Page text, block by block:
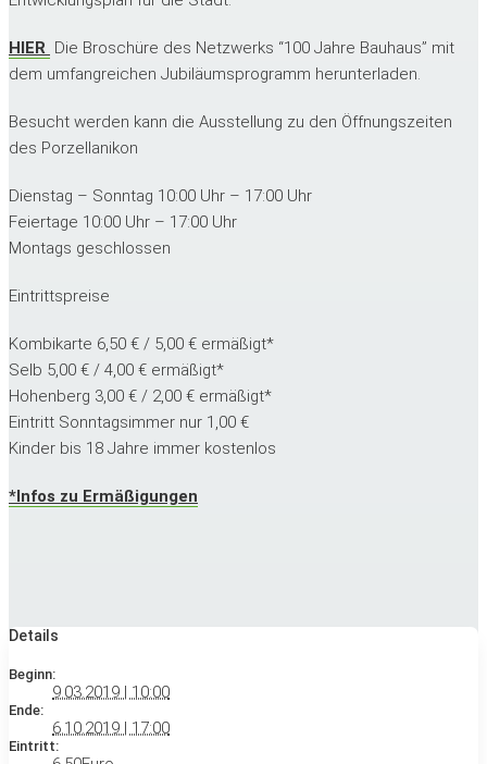
HIER Die Broschüre des Netzwerks “100 Jahre Bauhaus” mit
dem umfangreichen Jubiläumsprogramm herunterladen.
Besucht werden kann die Ausstellung zu den Öffnungszeiten
des Porzellanikon
Dienstag – Sonntag 10:00 Uhr – 17:00 Uhr
Feiertage 10:00 Uhr – 17:00 Uhr
Montags geschlossen
Eintrittspreise
Kombikarte 6,50 € / 5,00 € ermäßigt*
Selb 5,00 € / 4,00 € ermäßigt*
Hohenberg 3,00 € / 2,00 € ermäßigt*
Eintritt Sonntagsimmer nur 1,00 €
Kinder bis 18 Jahre immer kostenlos
*Infos zu Ermäßigungen
Details
Beginn:
9.03.2019 | 10:00
Ende:
6.10.2019 | 17:00
Eintritt: